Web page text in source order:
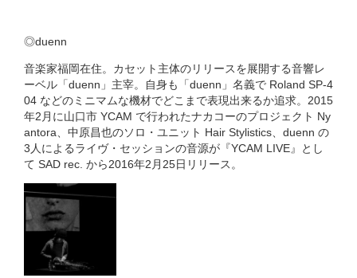
◎duenn
音楽家福岡在住。カセット主体のリリースを展開する音響レ
ーベル「duenn」主宰。自身も「duenn」名義で Roland SP-4
04 などのミニマムな機材でどこまで表現出来るか追求。2015
年2月に山口市 YCAM で行われたナカコーのプロジェクト Ny
antora、中原昌也のソロ・ユニット Hair Stylistics、duenn の
3人によるライヴ・セッションの音源が『YCAM LIVE』とし
て SAD rec. から2016年2月25日リリース。